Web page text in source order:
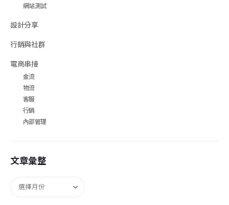
網站測試
設計分享
行銷與社群
電商串接
金流
物流
客服
行銷
內部管理
文章彙整